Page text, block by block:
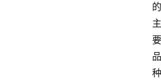
的
主
要
品
种